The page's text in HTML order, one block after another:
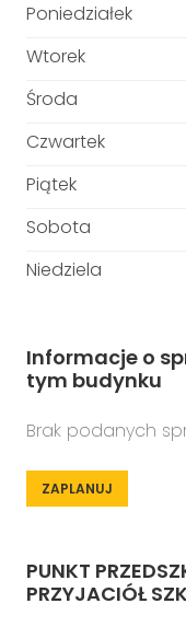
Poniedziałek
Wtorek
Środa
Czwartek
Piątek
Sobota
Niedziela
Informacje o
tym budynku
Brak podanych
ZAPLANUJ
PUNKT
PRZYJACIÓŁ